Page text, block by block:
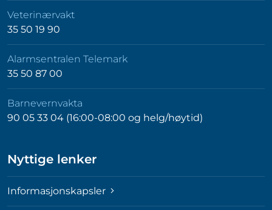
Veterinærvakt
35 50 19 90
Alarmsentralen Telemark
35 50 87 00
Barnevernvakta
90 05 33 04 (16:00-08:00 og helg/høytid)
Nyttige lenker
Informasjonskapsler